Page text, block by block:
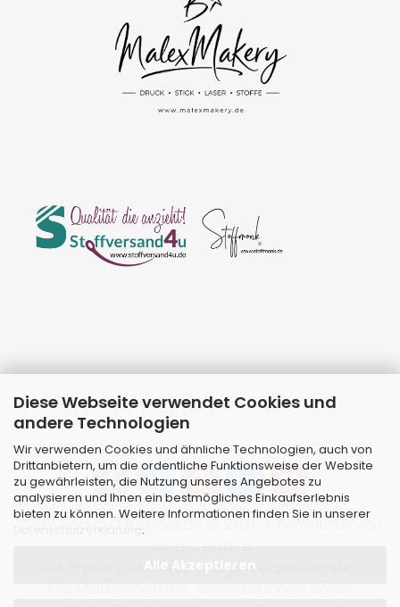
Diese Webseite verwendet Cookies und
andere Technologien
Wir verwenden Cookies und ähnliche Technologien, auch von
Drittanbietern, um die ordentliche Funktionsweise der Website
zu gewährleisten, die Nutzung unseres Angebotes zu
analysieren und Ihnen ein bestmögliches Einkaufserlebnis
bieten zu können. Weitere Informationen finden Sie in unserer
.
Alle Akzeptieren
Webshopby Gambio.de © 2026 | Template von
Alle Preise inkl. MwSt. & zzgl. Versandkosten